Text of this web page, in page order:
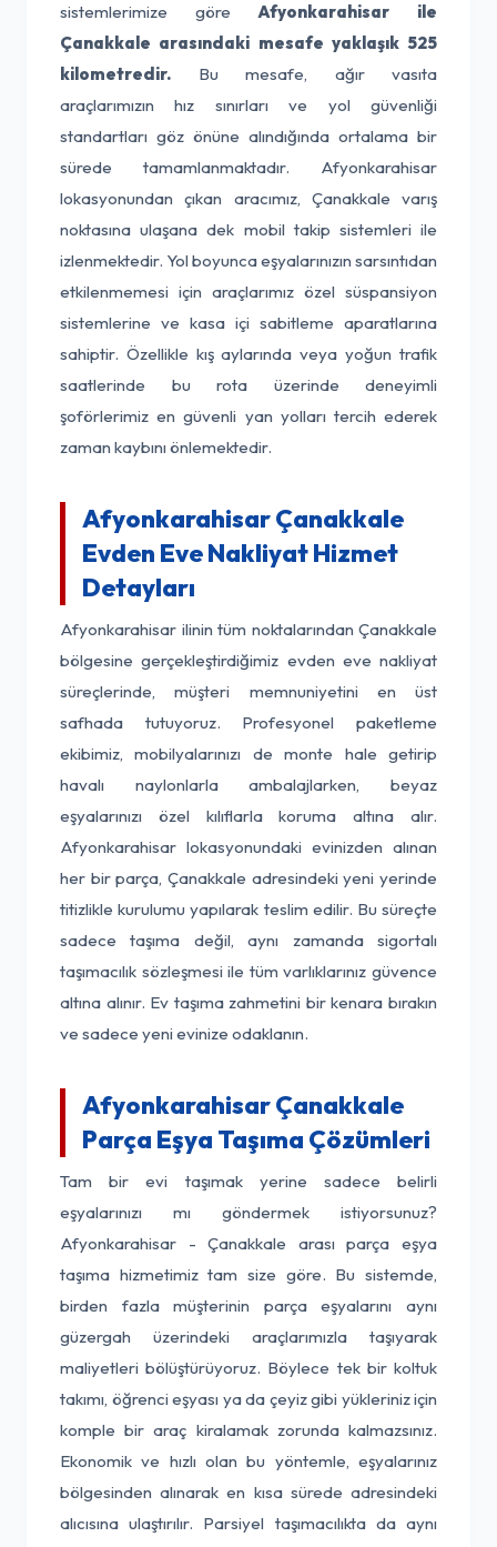
sistemlerimize göreAfyonkarahisar ile
Çanakkale arasındaki mesafe yaklaşık 525
kilometredir. Bu mesafe, ağır vasıta
araçlarımızın hız sınırları ve yol güvenliği
standartları göz önüne alındığında ortalama bir
sürede tamamlanmaktadır. Afyonkarahisar
lokasyonundan çıkan aracımız, Çanakkale varış
noktasına ulaşana dek mobil takip sistemleri ile
izlenmektedir. Yol boyunca eşyalarınızın sarsıntıdan
etkilenmemesi için araçlarımız özel süspansiyon
sistemlerine ve kasa içi sabitleme aparatlarına
sahiptir. Özellikle kış aylarında veya yoğun trafik
saatlerinde bu rota üzerinde deneyimli
şoförlerimiz en güvenli yan yolları tercih ederek
zaman kaybını önlemektedir.
Afyonkarahisar Çanakkale
Evden Eve Nakliyat Hizmet
Detayları
Afyonkarahisar ilinin tüm noktalarından Çanakkale
bölgesine gerçekleştirdiğimiz evden eve nakliyat
süreçlerinde, müşteri memnuniyetini en üst
safhada tutuyoruz. Profesyonel paketleme
ekibimiz, mobilyalarınızı de monte hale getirip
havalı naylonlarla ambalajlarken, beyaz
eşyalarınızı özel kılıflarla koruma altına alır.
Afyonkarahisar lokasyonundaki evinizden alınan
her bir parça, Çanakkale adresindeki yeni yerinde
titizlikle kurulumu yapılarak teslim edilir. Bu süreçte
sadece taşıma değil, aynı zamanda sigortalı
taşımacılık sözleşmesi ile tüm varlıklarınız güvence
altına alınır. Ev taşıma zahmetini bir kenara bırakın
ve sadece yeni evinize odaklanın.
Afyonkarahisar Çanakkale
Parça Eşya Taşıma Çözümleri
Tam bir evi taşımak yerine sadece belirli
eşyalarınızı mı göndermek istiyorsunuz?
Afyonkarahisar - Çanakkale arası parça eşya
taşıma hizmetimiz tam size göre. Bu sistemde,
birden fazla müşterinin parça eşyalarını aynı
güzergah üzerindeki araçlarımızla taşıyarak
maliyetleri bölüştürüyoruz. Böylece tek bir koltuk
takımı, öğrenci eşyası ya da çeyiz gibi yükleriniz için
komple bir araç kiralamak zorunda kalmazsınız.
Ekonomik ve hızlı olan bu yöntemle, eşyalarınız
bölgesinden alınarak en kısa sürede adresindeki
alıcısına ulaştırılır. Parsiyel taşımacılıkta da aynı